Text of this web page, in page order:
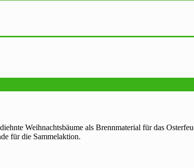
Weihnachtsbäume als Brennmaterial für das
für die Sammelaktion.